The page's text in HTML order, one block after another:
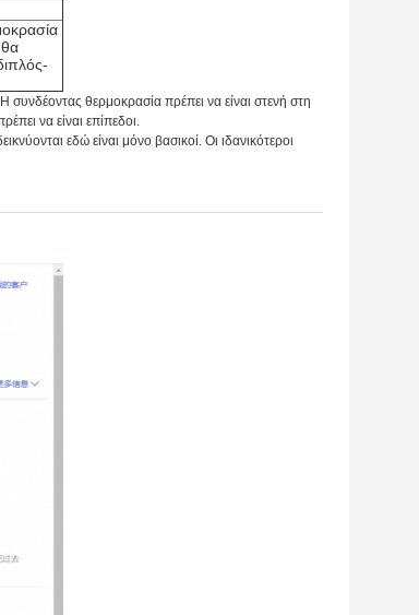
θερμοκρασία πρέπει να είναι στενή στη
να είναι επίπεδοι.
εδώ είναι μόνο βασικοί. Οι ιδανικότεροι